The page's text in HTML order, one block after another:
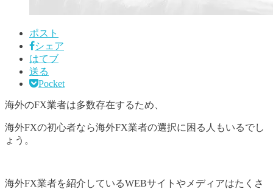
ポスト
シェア
はてブ
送る
Pocket
海外のFX業者は多数存在するため、
海外FXの初心者なら海外FX業者の選択に困る人もいるでし
ょう。
海外FX業者を紹介しているWEBサイトやメディアはたくさ